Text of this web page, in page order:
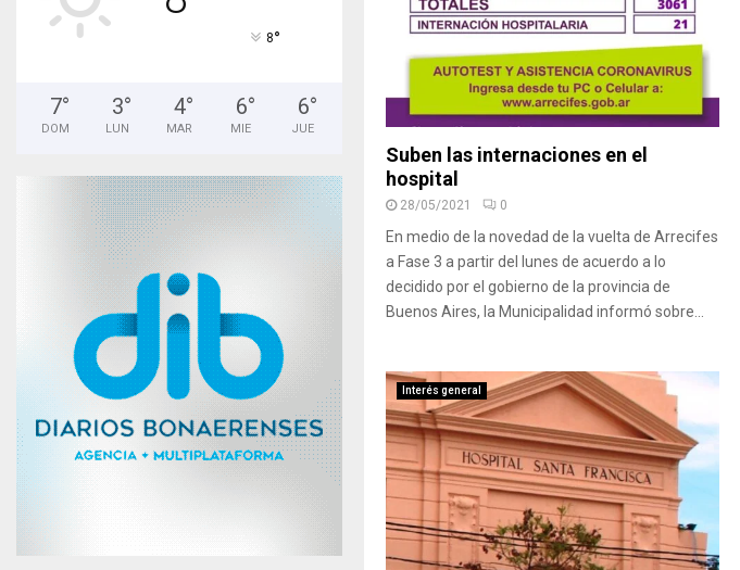
Suben las internaciones en el
hospital
28/05/2021 0
En medio de la novedad de la vuelta de Arrecifes
a Fase 3 a partir del lunes de acuerdo a lo
decidido por el gobierno de la provincia de
Buenos Aires, la Municipalidad informó sobre...
Interés general
8°
7°
DOM
3°
LUN
4°
MAR
6°
MIE
6°
JUE